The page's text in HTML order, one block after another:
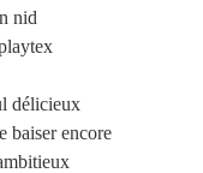
nid
délicieux
baiser encore